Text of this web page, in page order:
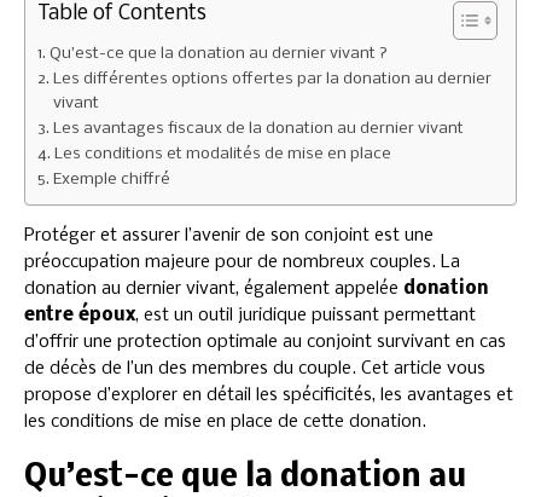
Table of Contents
Qu’est-ce que la donation au dernier vivant ?
Les différentes options offertes par la donation au dernier
vivant
Les avantages fiscaux de la donation au dernier vivant
Les conditions et modalités de mise en place
Exemple chiffré
Protéger et assurer l’avenir de son conjoint est une
préoccupation majeure pour de nombreux couples. La
donation au dernier vivant, également appelée donation
entre époux, est un outil juridique puissant permettant
d’offrir une protection optimale au conjoint survivant en cas
de décès de l’un des membres du couple. Cet article vous
propose d’explorer en détail les spécificités, les avantages et
les conditions de mise en place de cette donation.
Qu’est-ce que la donation au